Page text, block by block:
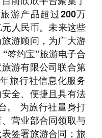
游产品超过200万
人民币。未来这些
游顾问，为广大游
签约宝”旅游电子合
游有限公司联合第
旅行社信息化服务
全、便捷且具有法
。 为旅行社量身打
营业部合同领取与
签署旅游合同；旅